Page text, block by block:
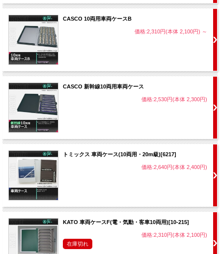
CASCO 10両用車両ケースB
価格:2,310円(本体 2,100円) ～
CASCO 新幹線10両用車両ケース
価格:2,530円(本体 2,300円)
トミックス 車両ケース(10両用・20m級)[6217]
価格:2,640円(本体 2,400円)
KATO 車両ケースF(電・気動・客車10両用)[10-215]
価格:2,310円(本体 2,100円)
在庫切れ